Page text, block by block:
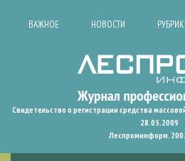
ВАЖНОЕ НОВОСТИ
Свидетельство о регистрации средства
28.05.2009
Леспроминформ.